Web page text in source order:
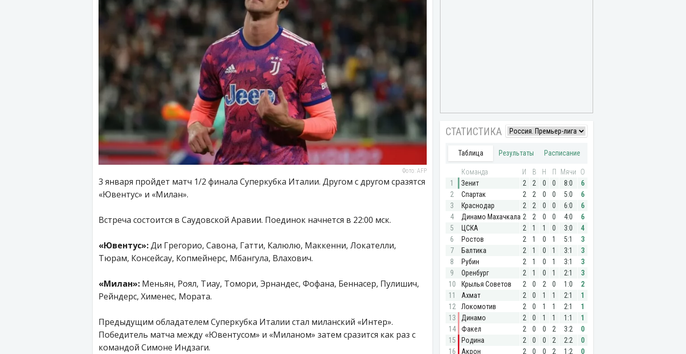
Фото: AFP
3 января пройдет матч 1/2 финала Суперкубка Италии. Другом с другом сразятся
«Ювентус» и «Милан».
Встреча состоится в Саудовской Аравии. Поединок начнется в 22:00 мск.
«Ювентус»:Ди Грегорио, Савона, Гатти, Калюлю, Маккенни, Локателли,
Тюрам, Консейсау, Копмейнерс, Мбангула, Влахович.
«Милан»: Меньян, Роял, Тиау, Томори, Эрнандес, Фофана, Беннасер, Пулишич,
Рейндерс, Хименес, Мората.
Предыдущим обладателем Суперкубка Италии стал миланский «Интер».
Победитель матча между «Ювентусом» и «Миланом» затем сразится как раз с
командой Симоне Индзаги.